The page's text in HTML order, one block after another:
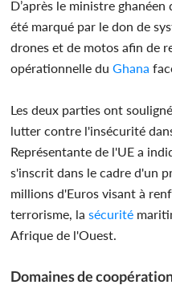
D’après le ministre ghanéen
été marqué par le don de
drones et de motos afin de
opérationnelle duGhana
Les deux parties ont
lutter contre l'insécurité
Représentante de l'UE a
s'inscrit dans le cadre d'un
millions d'Euros visant à
terrorisme, la sécurité
Afrique de l'Ouest.
Domaines de